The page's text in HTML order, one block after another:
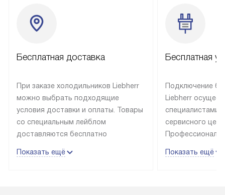
Бесплатная доставка
При заказе холодильников Liebherr
можно выбрать подходящие
условия доставки и оплаты. Товары
со специальным лейблом
доставляются бесплатно
до подъезда, выезд за МКАД
Показать ещё
Бесплатная
Подключение
Liebherr
специалистами
сервисного
эксплуатации
Показать ещё